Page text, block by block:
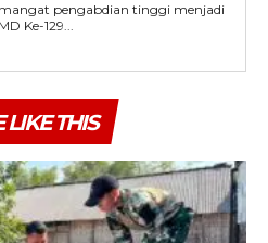
pengabdian tinggi menjadi
Ke-129...
LIKE THIS